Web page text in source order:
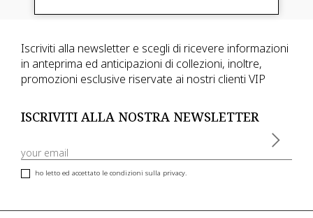
Iscriviti alla newsletter e scegli di ricevere informazioni
in anteprima ed anticipazioni di collezioni, inoltre,
promozioni esclusive riservate ai nostri clienti VIP
ISCRIVITI ALLA NOSTRA NEWSLETTER
ho letto ed accettato le condizioni sulla privacy.